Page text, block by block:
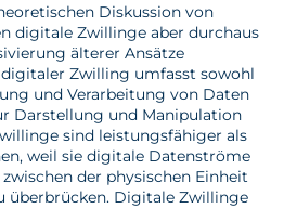
Diskussion von
digitale Zwillinge aber durchaus
älterer Ansätze
Zwilling umfasst sowohl
und Verarbeitung von Daten
Darstellung und Manipulation
sind leistungsfähiger als
weil sie digitale Datenströme
der physischen Einheit
überbrücken. Digitale Zwillinge